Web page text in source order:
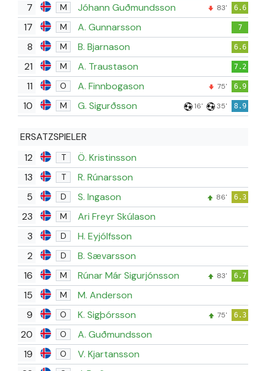
7 M Jóhann Guðmundsson 83' 6.6
17 M A. Gunnarsson 7
8 M B. Bjarnason 6.6
21 M A. Traustason 7.2
11 O A. Finnbogason 75' 6.9
10 M G. Sigurðsson 16' 35' 8.9
ERSATZSPIELER
12
T
Ö. Kristinsson
13
T
R. Rúnarsson
5
D S. Ingason 86' 6.3
23 M
Ari Freyr Skúlason
3
D
H. Eyjólfsson
2
D
B. Sævarsson
16
M Rúnar Már Sigurjónsson 83' 6.7
15 M
M. Anderson
9
O K. Sigþórsson 75' 6.3
20 O
A. Guðmundsson
19
O
V. Kjartansson